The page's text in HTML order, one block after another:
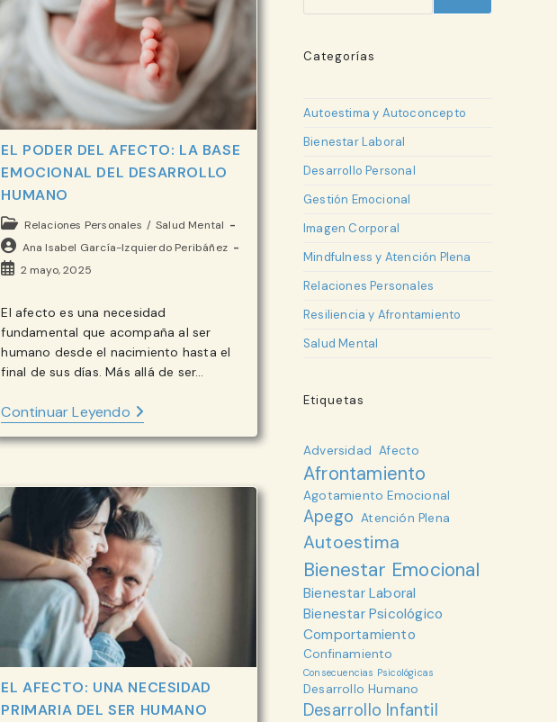
EL PODER DEL AFECTO: LA BASE
EMOCIONAL DEL DESARROLLO
HUMANO
Categoría
de
la
entrada:
Relaciones Personales / Salud Mental
Autor
de
Ana Isabel García-Izquierdo Peribáñez
Publicación
la
entrada:
2 mayo, 2025
El afecto es una necesidad
fundamental que acompaña al ser
humano desde el nacimiento hasta el
final de sus días. Más allá de ser…
Continuar LeyendoEL
PODER
DEL
EMOCIONAL
DEL
DESARROLLO
HUMANO
EL AFECTO: UNA NECESIDAD
PRIMARIA DEL SER HUMANO
Categorías
Autoestima y Autoconcepto
Bienestar Laboral
Desarrollo Personal
Gestión Emocional
Imagen Corporal
Mindfulness y Atención Plena
Relaciones Personales
Resiliencia y Afrontamiento
Salud Mental
Etiquetas
Adversidad Afecto
Afrontamiento
Agotamiento Emocional
Apego Atención Plena
Autoestima
Bienestar Emocional
Bienestar Laboral
Bienestar Psicológico
Comportamiento
Confinamiento
Consecuencias Psicológicas
Desarrollo Humano
Desarrollo Infantil